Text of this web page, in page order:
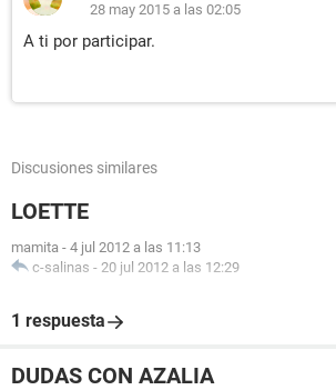
28 may 2015 a las 02:05
A ti por participar.
Discusiones similares
LOETTE
mamita - 4 jul 2012 a las 11:13
c-salinas - 20 jul 2012 a las 12:29
1 respuesta
DUDAS CON AZALIA